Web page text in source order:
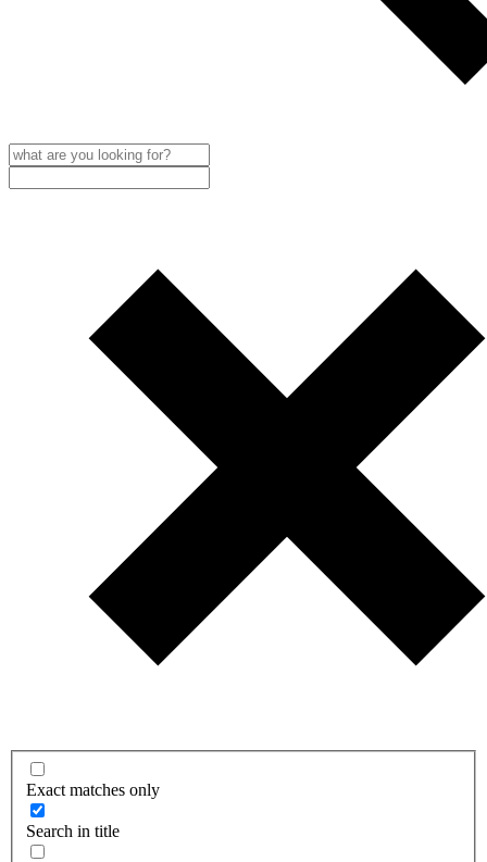
Exact matches only
Search in title